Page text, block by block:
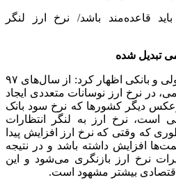
تبدیل شده
معاون پژوهشی پژوهشکده پولی و بانکی اظهار کرد: از سال‌های ۹۷
در نرخ ارز نوسانات متعددی ایجاد
دیگر کشورها که نرخ سود بانک
است، نرخ ارز به لنگر انتظارات
که وقتی که نرخ ارز افزایش پیدا
افزایش داشته باشد و در نتیجه
نرخ ارز بازنگری می‌شود و این
بیشتر مشهود است.